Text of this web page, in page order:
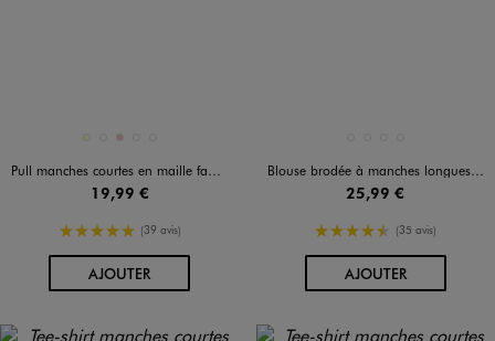
Disponible en 5 coloris
NOIR STANDARD
ROSE
Pull manches courtes en maille fantaisie à boutons femme
19,99 €
5/5 de moyenne
(39 avis)
AJOUTERAU PANIER
Blouse brodée à manches longues femme
25,99 €
4.5/5 de moyenne
(35 avis)
AJOUTERAU PANIER